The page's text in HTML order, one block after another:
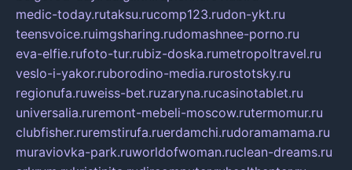
medic-today.rutaksu.rucomp123.rudon-ykt.ru
teensvoice.ruimgsharing.rudomashnee-porno.ru
eva-elfie.rufoto-tur.rubiz-doska.rumetropoltravel.ru
veslo-i-yakor.ruborodino-media.rurostotsky.ru
regionufa.ruweiss-bet.ruzaryna.rucasinotablet.ru
universalia.ruremont-mebeli-moscow.rutermomur.ru
clubfisher.ruremstirufa.ruerdamchi.rudoramamama.ru
muraviovka-park.ruworldofwoman.ruclean-dreams.ru